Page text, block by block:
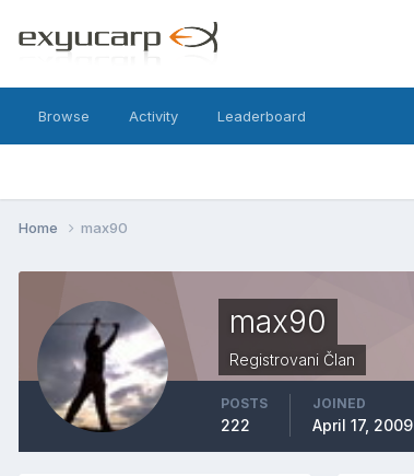
Browse Activity Leaderboard
Home max90
max90
Registrovani Član
POSTS
222
JOINED
April 17, 2009